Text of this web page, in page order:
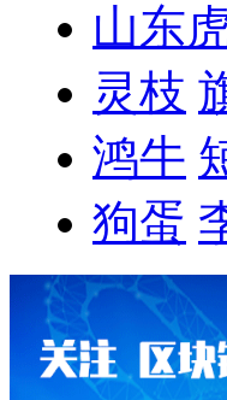
山东
灵枝
鸿牛
狗蛋